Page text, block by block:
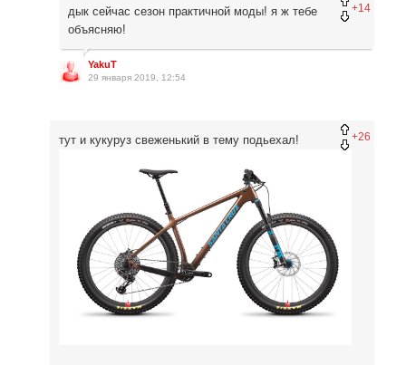
+14
дык сейчас сезон практичной моды! я ж тебе
объясняю!
YakuT
29 января 2019, 12:54
+26
тут и кукуруз свеженький в тему подьехал!